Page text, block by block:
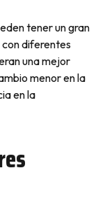
tener un gran
diferentes
una mejor
menor en la
en la